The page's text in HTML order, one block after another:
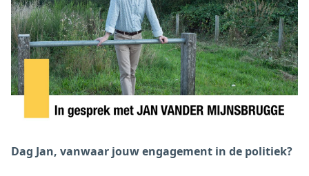
Dag Jan, vanwaar jouw engagement in de politiek?